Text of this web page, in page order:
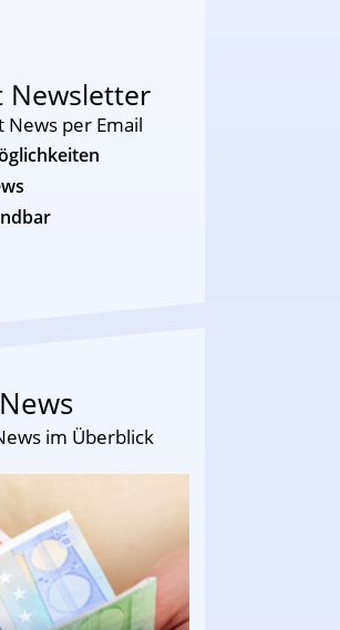
Newsletter
per Email
im Überblick